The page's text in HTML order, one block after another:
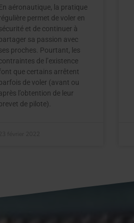
aéronautique, la pratique
permet de voler en
et de continuer à
sa passion avec
proches. Pourtant, les
de l’existence
que certains arrêtent
de voler (avant ou
l’obtention de leur
de pilote).